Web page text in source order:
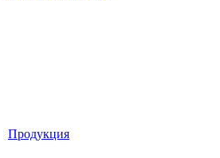
Продукция